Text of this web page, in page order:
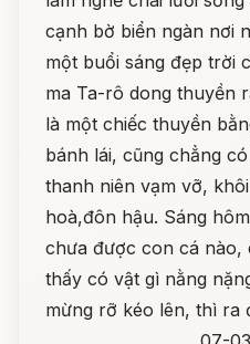
cạnh bờ biển ngàn nơi
một buổi sáng đẹp trời
ma Ta-rô dong thuyền
là một chiếc thuyền
bánh lái, cũng chẳng
thanh niên vạm vỡ,
hoà,đôn hậu. Sáng
chưa được con cá nào,
thấy có vật gì nằng
mừng rỡ kéo lên, thì ra